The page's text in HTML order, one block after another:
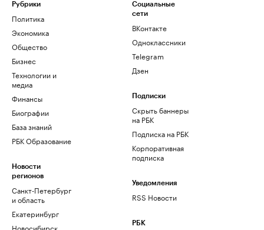
Рубрики
Политика
Экономика
Общество
Бизнес
Технологии и
медиа
Финансы
Биографии
База знаний
РБК Образование
Новости
регионов
Санкт-Петербург
и область
Екатеринбург
Новосибирск
Социальные
сети
ВКонтакте
Одноклассники
Telegram
Дзен
Подписки
Скрыть баннеры
на РБК
Подписка на РБК
Корпоративная
подписка
Уведомления
RSS Новости
РБК